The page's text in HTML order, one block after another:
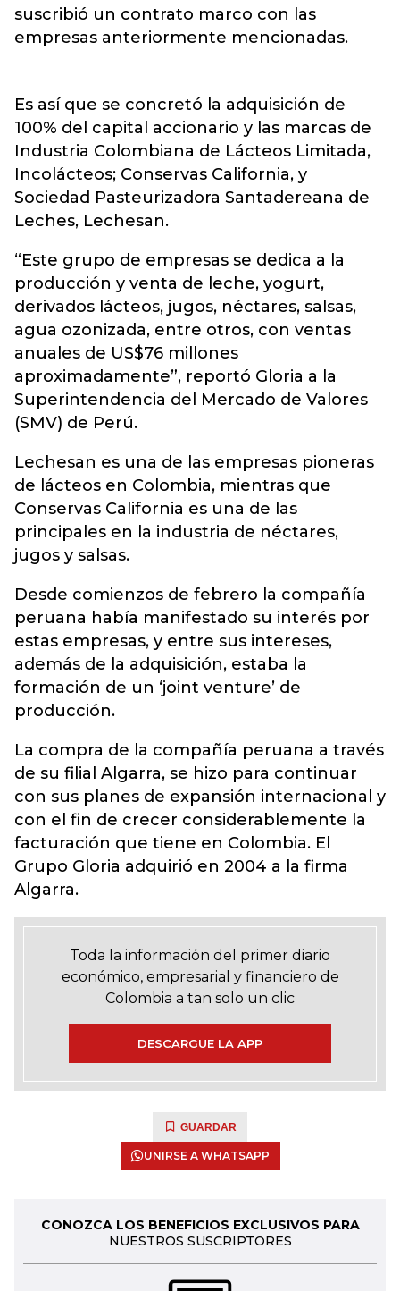
suscribió un contrato marco con las
empresas anteriormente mencionadas.
Es así que se concretó la adquisición de
100% del capital accionario y las marcas de
Industria Colombiana de Lácteos Limitada,
Incolácteos; Conservas California, y
Sociedad Pasteurizadora Santadereana de
Leches, Lechesan.
“Este grupo de empresas se dedica a la
producción y venta de leche, yogurt,
derivados lácteos, jugos, néctares, salsas,
agua ozonizada, entre otros, con ventas
anuales de US$76 millones
aproximadamente”, reportó Gloria a la
Superintendencia del Mercado de Valores
(SMV) de Perú.
Lechesan es una de las empresas pioneras
de lácteos en Colombia, mientras que
Conservas California es una de las
principales en la industria de néctares,
jugos y salsas.
Desde comienzos de febrero la compañía
peruana había manifestado su interés por
estas empresas, y entre sus intereses,
además de la adquisición, estaba la
formación de un ‘joint venture’ de
producción.
La compra de la compañía peruana a través
de su filial Algarra, se hizo para continuar
con sus planes de expansión internacional y
con el fin de crecer considerablemente la
facturación que tiene en Colombia. El
Grupo Gloria adquirió en 2004 a la firma
Algarra.
Toda la información del primer diario
económico, empresarial y financiero de
Colombia a tan solo un clic
DESCARGUE LA APP
GUARDAR
UNIRSE A WHATSAPP
CONOZCA LOS BENEFICIOS EXCLUSIVOS PARA
NUESTROS SUSCRIPTORES